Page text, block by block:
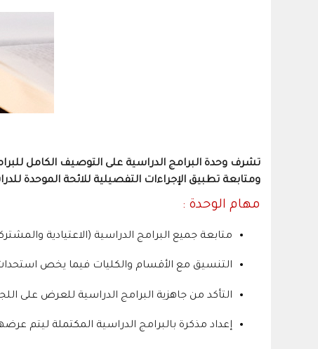
تشرف وحدة البرامج الدراسية على التوصيف الكامل
ومتابعة تطبيق الإجراءات التفصيلية للائحة الموحدة
مهام الوحدة :
متابعة جميع البرامج الدراسية (الاعتيادية
التنسيق مع الأقسام والكليات فيما يخص استحداث
التأكد من جاهزية البرامج الدراسية للعرض على
إعداد مذكرة بالبرامج الدراسية المكتملة ليتم